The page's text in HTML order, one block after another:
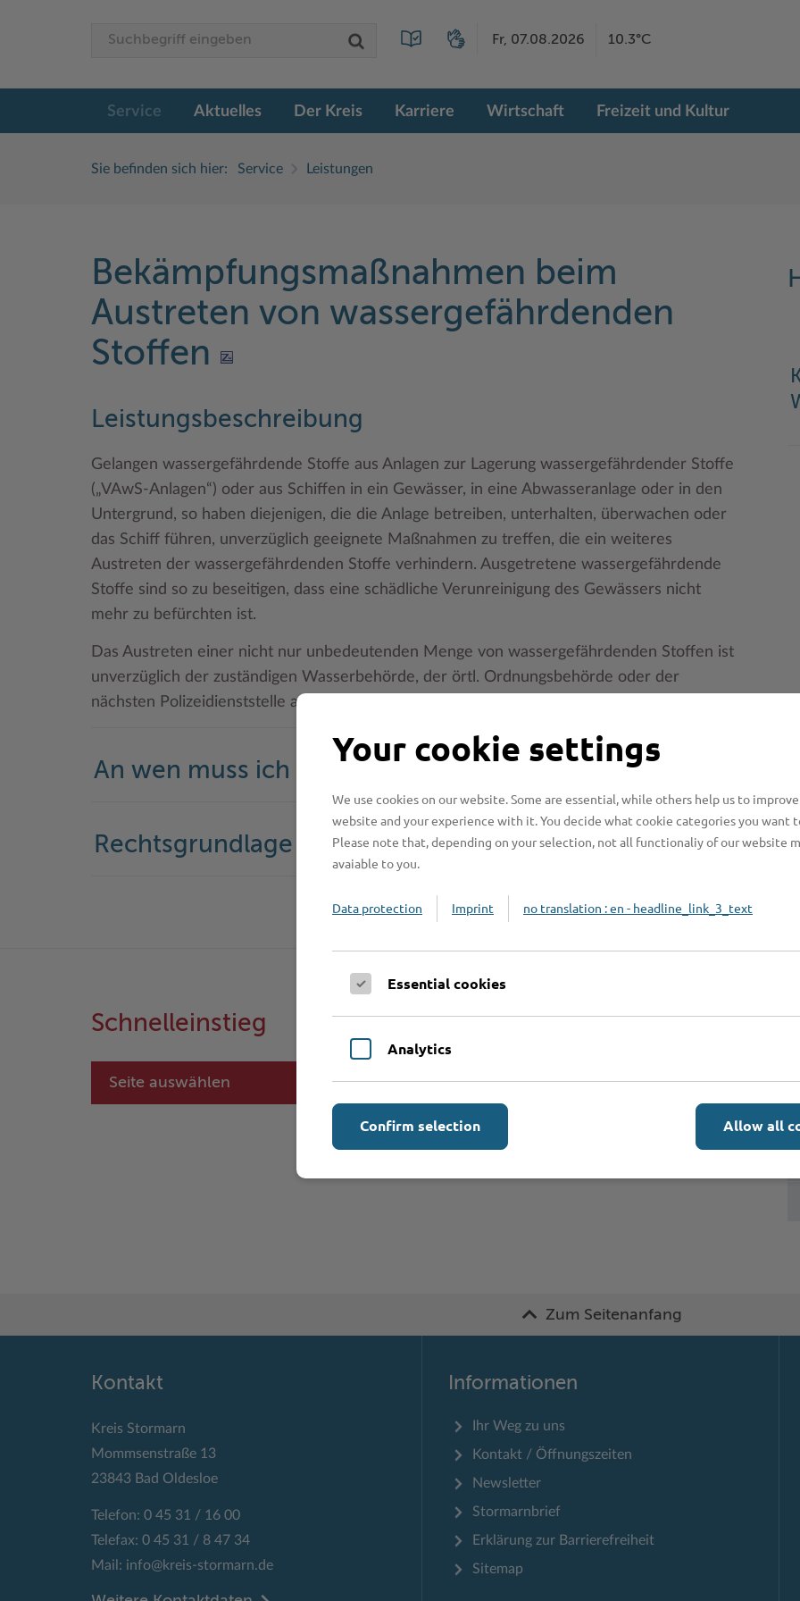
Fr, 07.08.2026 10.3°C
Service Aktuelles Der Kreis Karriere Wirtschaft Freizeit und Kultur
Sie befinden sich hier: Service Leistungen
Bekämpfungsmaßnahmen beim
Austreten von wassergefährdenden
Stoffen
Leistungsbeschreibung
Gelangen wassergefährdende Stoffe aus Anlagen zur Lagerung wassergefährdender Stoffe
(„VAwS-Anlagen“) oder aus Schiffen in ein Gewässer, in eine Abwasseranlage oder in den
Untergrund, so haben diejenigen, die die Anlage betreiben, unterhalten, überwachen oder
das Schiff führen, unverzüglich geeignete Maßnahmen zu treffen, die ein weiteres
Austreten der wassergefährdenden Stoffe verhindern. Ausgetretene wassergefährdende
Stoffe sind so zu beseitigen, dass eine schädliche Verunreinigung des Gewässers nicht
mehr zu befürchten ist.
Das Austreten einer nicht nur unbedeutenden Menge von wassergefährdenden Stoffen ist
unverzüglich der zuständigen Wasserbehörde, der örtl. Ordnungsbehörde oder der
nächsten Polizeidienststelle anzuzeigen.
An wen muss ich mich wenden?
Rechtsgrundlage
Schnelleinstieg
Seite auswählen
Online-Services
Formulare
Zum Seitenanfang
Kontakt
Kreis Stormarn
Mommsenstraße 13
23843 Bad Oldesloe
Telefon: 0 45 31 / 16 00
Telefax: 0 45 31 / 8 47 34
Mail: info@kreis-stormarn.de
Informationen
Ihr Weg zu uns
Kontakt / Öffnungszeiten
Newsletter
Stormarnbrief
Erklärung zur Barrierefreiheit
Sitemap
Your cookie settings
We use cookies on our website. Some are essential, while others help us to
website and your experience with it. You decide what cookie categories you want
Please note that, depending on your selection, not all functionaliy of our website
avaiable to you.
Data protection Imprint no translation : en - headline_link_3_text
Essential cookies
Analytics
Allow all
Confirm selection